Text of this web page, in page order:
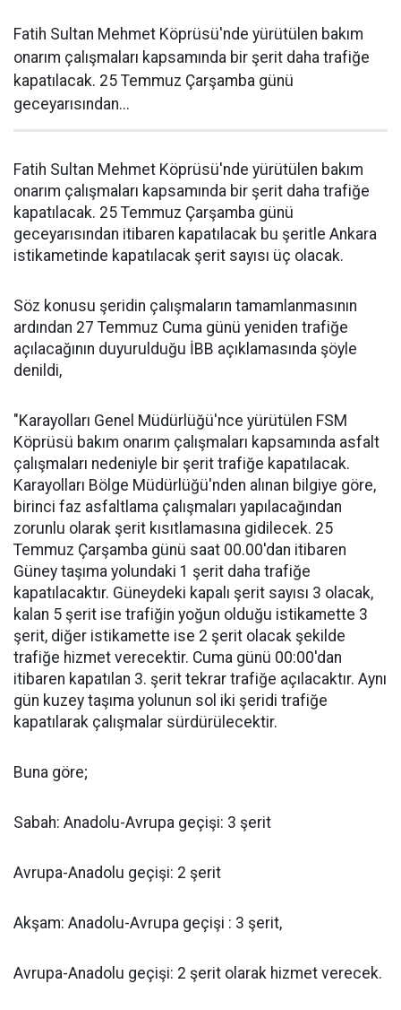
Fatih Sultan Mehmet Köprüsü'nde yürütülen bakım
onarım çalışmaları kapsamında bir şerit daha trafiğe
kapatılacak. 25 Temmuz Çarşamba günü
geceyarısından...
Fatih Sultan Mehmet Köprüsü'nde yürütülen bakım
onarım çalışmaları kapsamında bir şerit daha trafiğe
kapatılacak. 25 Temmuz Çarşamba günü
geceyarısından itibaren kapatılacak bu şeritle Ankara
istikametinde kapatılacak şerit sayısı üç olacak.
Söz konusu şeridin çalışmaların tamamlanmasının
ardından 27 Temmuz Cuma günü yeniden trafiğe
açılacağının duyurulduğu İBB açıklamasında şöyle
denildi,
"Karayolları Genel Müdürlüğü'nce yürütülen FSM
Köprüsü bakım onarım çalışmaları kapsamında asfalt
çalışmaları nedeniyle bir şerit trafiğe kapatılacak.
Karayolları Bölge Müdürlüğü'nden alınan bilgiye göre,
birinci faz asfaltlama çalışmaları yapılacağından
zorunlu olarak şerit kısıtlamasına gidilecek. 25
Temmuz Çarşamba günü saat 00.00'dan itibaren
Güney taşıma yolundaki 1 şerit daha trafiğe
kapatılacaktır. Güneydeki kapalı şerit sayısı 3 olacak,
kalan 5 şerit ise trafiğin yoğun olduğu istikamette 3
şerit, diğer istikamette ise 2 şerit olacak şekilde
trafiğe hizmet verecektir. Cuma günü 00:00'dan
itibaren kapatılan 3. şerit tekrar trafiğe açılacaktır. Aynı
gün kuzey taşıma yolunun sol iki şeridi trafiğe
kapatılarak çalışmalar sürdürülecektir.
Buna göre;
Sabah: Anadolu-Avrupa geçişi: 3 şerit
Avrupa-Anadolu geçişi: 2 şerit
Akşam: Anadolu-Avrupa geçişi : 3 şerit,
Avrupa-Anadolu geçişi: 2 şerit olarak hizmet verecek.